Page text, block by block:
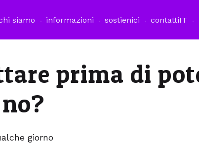
siamo informazioni sostienici contattiIT
prima di
giorno